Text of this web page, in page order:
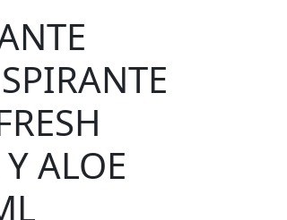
ALOE